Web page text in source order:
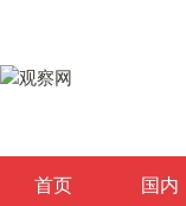
首页 国内